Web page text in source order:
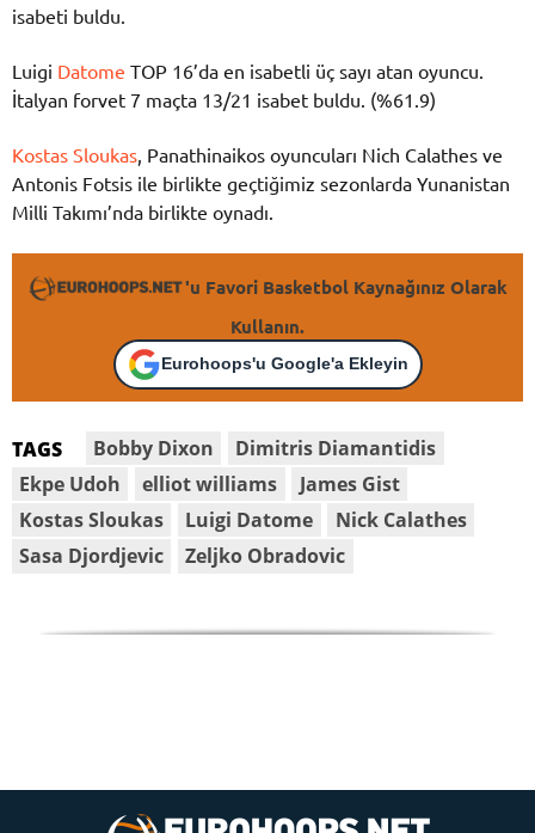
isabeti buldu.
Luigi Datome TOP 16’da en isabetli üç sayı atan oyuncu.
İtalyan forvet 7 maçta 13/21 isabet buldu. (%61.9)
Kostas Sloukas, Panathinaikos oyuncuları Nich Calathes ve
Antonis Fotsis ile birlikte geçtiğimiz sezonlarda Yunanistan
Milli Takımı’nda birlikte oynadı.
'u Favori Basketbol Kaynağınız Olarak
Kullanın.
Eurohoops'u Google'a Ekleyin
TAGS Bobby Dixon
Dimitris Diamantidis
Ekpe Udoh
elliot williams
James Gist
Kostas Sloukas
Luigi Datome
Nick Calathes
Sasa Djordjevic
Zeljko Obradovic